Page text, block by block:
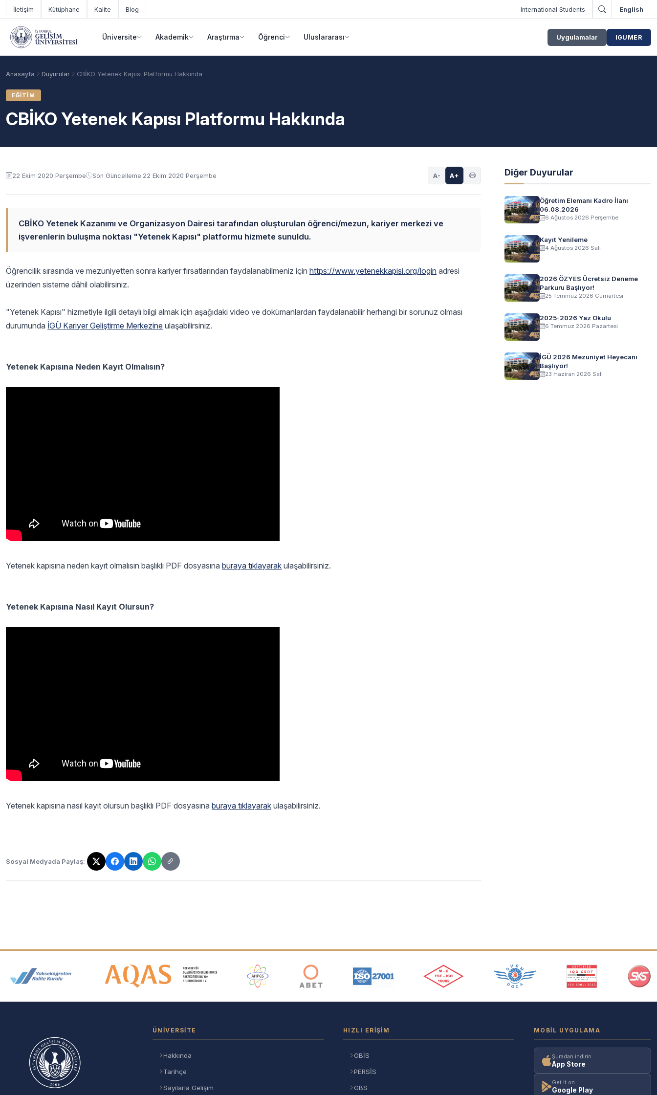
Ana içeriğe geç
İletişim Kütüphane Kalite Blog International Students English
Üniversite Akademik Araştırma Öğrenci Uluslararası Uygulamalar IGUMER
Anasayfa Duyurular CBİKO Yetenek Kapısı Platformu Hakkında
EĞITIM
CBİKO Yetenek Kapısı Platformu Hakkında
Duyuru içeriği
22 Ekim 2020 Perşembe Son Güncelleme:22 Ekim 2020 Perşembe A- A+
CBİKO Yetenek Kazanımı ve Organizasyon Dairesi tarafından oluşturulan öğrenci/mezun, kariyer merkezi ve
işverenlerin buluşma noktası "Yetenek Kapısı" platformu hizmete sunuldu.
Öğrencilik sırasında ve mezuniyetten sonra kariyer fırsatlarından faydalanabilmeniz için https://www.yetenekkapisi.org/login adresi
üzerinden sisteme dâhil olabilirsiniz.
"Yetenek Kapısı" hizmetiyle ilgili detaylı bilgi almak için aşağıdaki video ve dokümanlardan faydalanabilir herhangi bir sorunuz olması
durumunda İGÜ Kariyer Geliştirme Merkezine ulaşabilirsiniz.
Yetenek Kapısına Neden Kayıt Olmalısın?
Yetenek kapısına neden kayıt olmalısın başlıklı PDF dosyasına buraya tıklayarak ulaşabilirsiniz.
Yetenek Kapısına Nasıl Kayıt Olursun?
Yetenek kapısına nasıl kayıt olursun başlıklı PDF dosyasına buraya tıklayarak ulaşabilirsiniz.
Sosyal Medyada Paylaş:
Bağlantı kopyalandı!
Diğer Duyurular
Öğretim Elemanı Kadro İlanı
06.08.2026
6 Ağustos 2026 Perşembe
Kayıt Yenileme
4 Ağustos 2026 Salı
2026 ÖZYES Ücretsiz Deneme
Parkuru Başlıyor!
25 Temmuz 2026 Cumartesi
2025-2026 Yaz Okulu
6 Temmuz 2026 Pazartesi
İGÜ 2026 Mezuniyet Heyecanı
Başlıyor!
23 Haziran 2026 Salı
Akreditasyon ve Üyelik Logoları
ÜNIVERSITE
Hakkında
Tarihçe
Sayılarla Gelişim
HIZLI ERIŞIM
OBİS
PERSİS
GBS
MOBIL UYGULAMA
Şuradan indirin
App Store
Get it on
Google Play